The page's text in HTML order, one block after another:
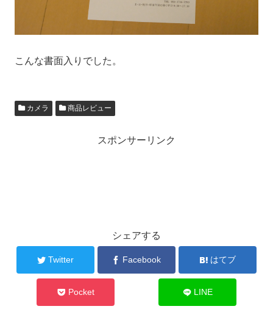
こんな書面入りでした。
カメラ 商品レビュー
スポンサーリンク
シェアする
Twitter Facebook はてブ
Pocket LINE